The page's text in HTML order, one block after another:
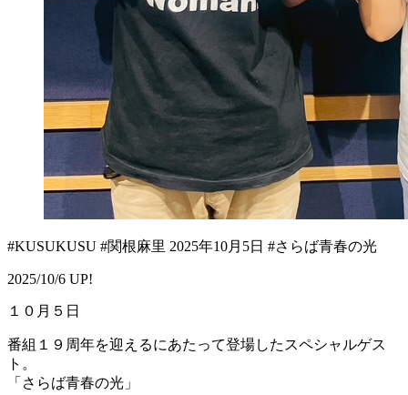
#KUSUKUSU #関根麻里 2025年10月5日 #さらば青春の光
2025/10/6 UP!
１０月５日
番組１９周年を迎えるにあたって登場したスペシャルゲス
ト。
「さらば青春の光」